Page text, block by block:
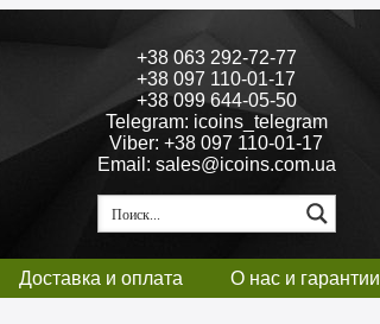
+38 063 292-72-77
+38 097 110-01-17
+38 099 644-05-50
Telegram: icoins_telegram
Viber: +38 097 110-01-17
Email: sales@icoins.com.ua
Доставка и оплата О нас и гарантии